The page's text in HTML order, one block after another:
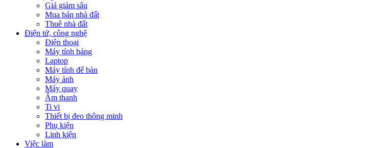
Giá giảm sâu
Mua bán nhà đất
Thuê nhà đất
Điện tử, công nghệ
Điện thoại
Máy tính bảng
Laptop
Máy tính để bàn
Máy ảnh
Máy quay
Âm thanh
Ti vi
Thiết bị đeo thông minh
Phụ kiện
Linh kiện
Việc làm